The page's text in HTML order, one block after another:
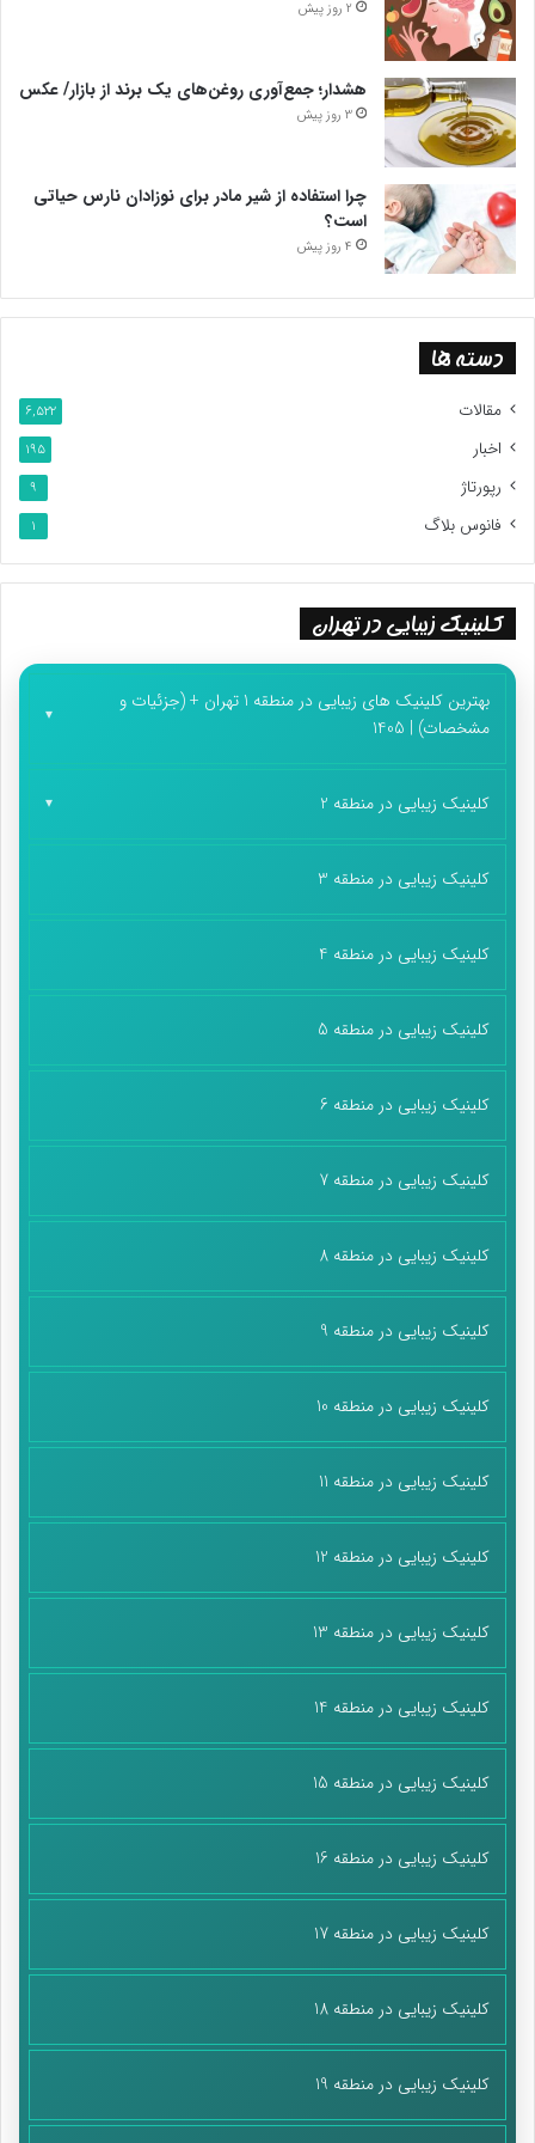
2 روز پیش
هشدار؛ جمع‌آوری روغن‌های یک برند از بازار/ عکس
3 روز پیش
چرا استفاده از شیر مادر برای نوزادان نارس حیاتی
است؟
4 روز پیش
دسته ها
مقالات 6,522
اخبار 195
رپورتاژ 9
فانوس بلاگ 1
کلینیک زیبایی در تهران
بهترین کلینیک های زیبایی در منطقه 1 تهران + (جزئیات و
مشخصات) | 1405
کلینیک زیبایی در منطقه 2
کلینیک زیبایی در منطقه 3
کلینیک زیبایی در منطقه 4
کلینیک زیبایی در منطقه 5
کلینیک زیبایی در منطقه 6
کلینیک زیبایی در منطقه 7
کلینیک زیبایی در منطقه 8
کلینیک زیبایی در منطقه 9
کلینیک زیبایی در منطقه 10
کلینیک زیبایی در منطقه 11
کلینیک زیبایی در منطقه 12
کلینیک زیبایی در منطقه 13
کلینیک زیبایی در منطقه 14
کلینیک زیبایی در منطقه 15
کلینیک زیبایی در منطقه 16
کلینیک زیبایی در منطقه 17
کلینیک زیبایی در منطقه 18
کلینیک زیبایی در منطقه 19